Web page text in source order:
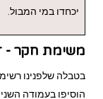
יכחדו במי המבול.
משימת חקר -
בטבלה שלפנינו
הוסיפו בעמודה